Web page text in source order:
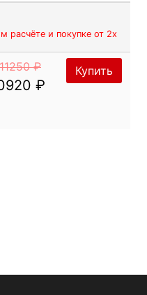
расчёте и покупке от 2х
11250 ₽
₽
Купить